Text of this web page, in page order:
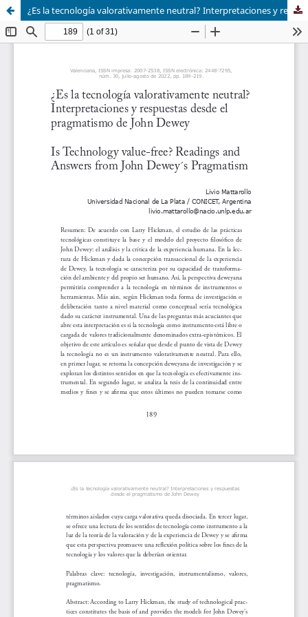
¿Es la tecnología valorativamente neutral? Interpretaciones y respuestas desde el pragmatismo de John Dewey